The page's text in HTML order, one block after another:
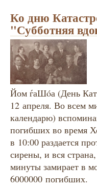
Ко дню
"Субботняя
Йом ѓаШóа (День
12 апреля. Во всем
календарю)
погибших во время
в 10:00 раздается
сирены, и вся
минуты замирает в
6000000 погибших.